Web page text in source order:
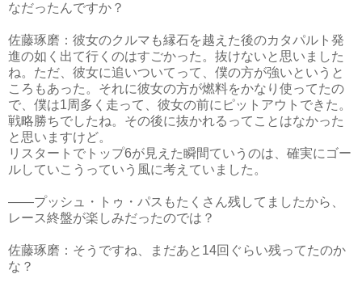
なだったんですか？
佐藤琢磨：彼女のクルマも縁石を越えた後のカタパルト発
進の如く出て行くのはすごかった。抜けないと思いました
ね。ただ、彼女に追いついてって、僕の方が強いというと
ころもあった。それに彼女の方が燃料をかなり使ってたの
で、僕は1周多く走って、彼女の前にピットアウトできた。
戦略勝ちでしたね。その後に抜かれるってことはなかった
と思いますけど。
リスタートでトップ6が見えた瞬間ていうのは、確実にゴー
ルしていこうっていう風に考えていました。
――プッシュ・トゥ・パスもたくさん残してましたから、
レース終盤が楽しみだったのでは？
佐藤琢磨：そうですね、まだあと14回ぐらい残ってたのか
な？